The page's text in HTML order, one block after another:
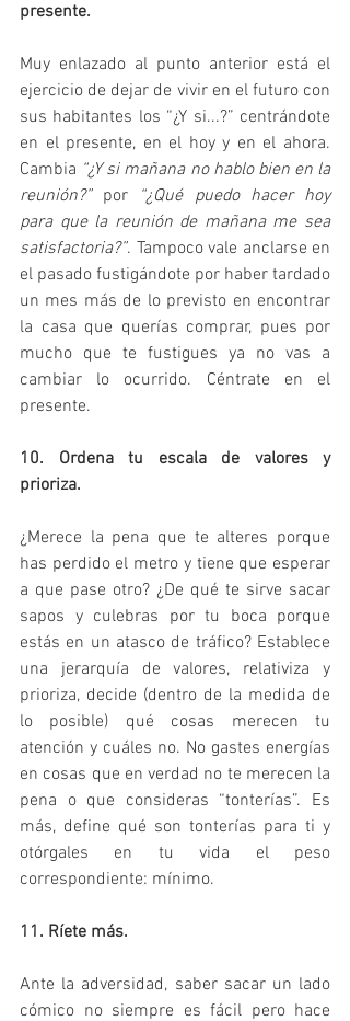
presente.
Muy enlazado al punto anterior está el
ejercicio de dejar de vivir en el futuro con
sus habitantes los “¿Y si...?” centrándote
en el presente, en el hoy y en el ahora.
Cambia “¿Y si mañana no hablo bien en la
reunión?” por
“¿Qué puedo hacer hoy
para que la reunión de mañana me sea
satisfactoria?”. Tampoco vale anclarse en
el pasado fustigándote por haber tardado
un mes más de lo previsto en encontrar
la casa que querías comprar, pues por
mucho que te fustigues ya no vas a
cambiar lo ocurrido. Céntrate en el
presente.
10. Ordena tu escala de valores y
prioriza.
¿Merece la pena que te alteres porque
has perdido el metro y tiene que esperar
a que pase otro? ¿De qué te sirve sacar
sapos y culebras por tu boca porque
estás en un atasco de tráfico? Establece
una jerarquía de valores, relativiza y
prioriza, decide (dentro de la medida de
lo posible) qué cosas merecen tu
atención y cuáles no. No gastes energías
en cosas que en verdad no te merecen la
pena o que consideras “tonterías”. Es
más, define qué son tonterías para ti y
otórgales en tu vida el peso
correspondiente: mínimo.
11. Ríete más.
Ante la adversidad, saber sacar un lado
cómico no siempre es fácil pero hace